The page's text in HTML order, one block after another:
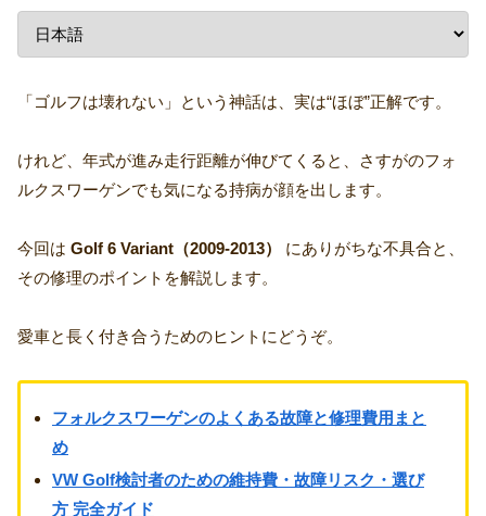
「ゴルフは壊れない」という神話は、実は“ほぼ”正解です。
けれど、年式が進み走行距離が伸びてくると、さすがのフォ
ルクスワーゲンでも気になる持病が顔を出します。
今回は Golf 6 Variant（2009‑2013）
にありがちな不具合と、
その修理のポイントを解説します。
愛車と長く付き合うためのヒントにどうぞ。
フォルクスワーゲンのよくある故障と修理費用まと
め
VW Golf検討者のための維持費・故障リスク・選び
方 完全ガイド